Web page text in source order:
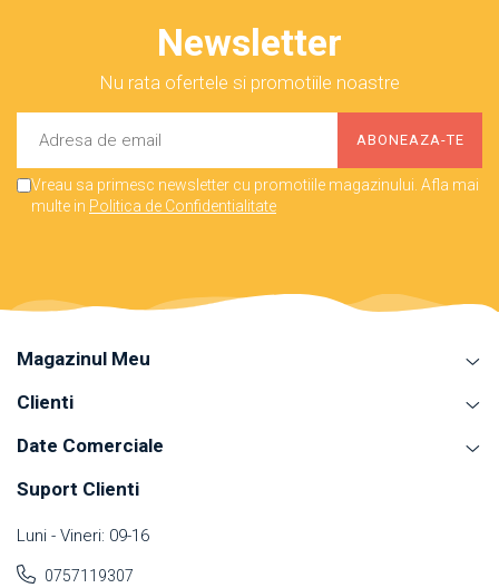
Newsletter
Nu rata ofertele si promotiile noastre
Vreau sa primesc newsletter cu promotiile magazinului. Afla mai
multe in Politica de Confidentialitate
Magazinul Meu
Clienti
Date Comerciale
Suport Clienti
Luni - Vineri: 09-16
0757119307